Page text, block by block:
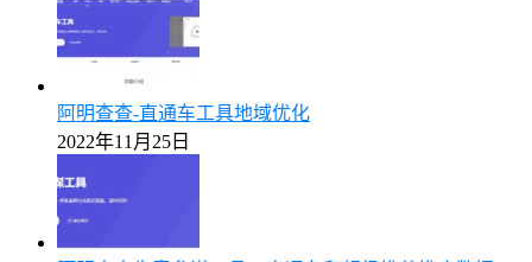
阿明查查-直通车工具地域优化
2022年11月25日